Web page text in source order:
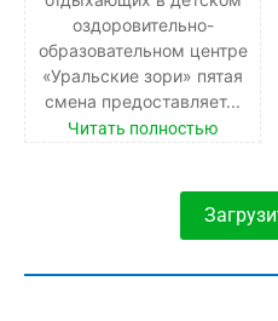
оздоровительно-
образовательном центре
«Уральские зори» пятая
смена предоставляет...
Читать полностью